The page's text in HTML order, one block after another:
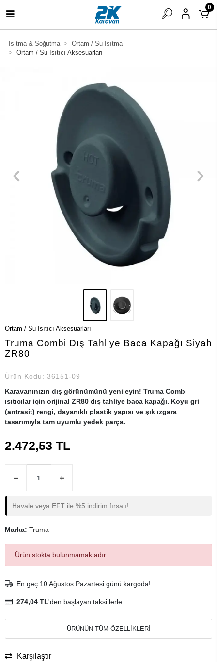
0
Isıtma & Soğutma
Ortam / Su Isıtma
Ortam / Su Isıtıcı Aksesuarları
Ortam / Su Isıtıcı Aksesuarları
Truma Combi Dış Tahliye Baca Kapağı Siyah
ZR80
Ürün Kodu: 36151-09
Karavanınızın dış görünümünü yenileyin! Truma Combi
ısıtıcılar için orijinal ZR80 dış tahliye baca kapağı. Koyu gri
(antrasit) rengi, dayanıklı plastik yapısı ve şık ızgara
tasarımıyla tam uyumlu yedek parça.
2.472,53 TL
Havale veya EFT ile %5 indirim fırsatı!
Marka: Truma
Ürün stokta bulunmamaktadır.
En geç 10 Ağustos Pazartesi günü kargoda!
274,04 TL'den başlayan taksitlerle
ÜRÜNÜN TÜM ÖZELLİKLERİ
Karşılaştır